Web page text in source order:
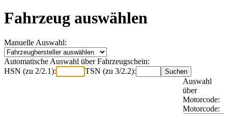
Fahrzeug auswählen
Manuelle Auswahl:
Automatische Auswahl über Fahrzeugschein:
HSN (zu 2/2.1):
TSN (zu 3/2.2):
Auswahl
über
Motorcode:
Motorcode: